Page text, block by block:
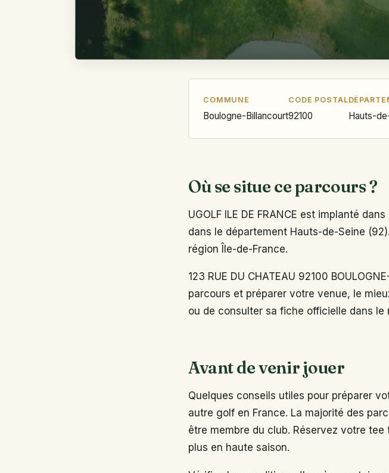
COMMUNE
Boulogne-Billancourt
CODE POSTAL
92100 Hauts-
Où se situe ce parcours ?
UGOLF ILE DE FRANCE est implanté
dans le département Hauts-de-Seine
région Île-de-France.
123 RUE DU CHATEAU 92100
parcours et préparer votre venue, le
ou de consulter sa fiche officielle dans le
Avant de venir jouer
Quelques conseils utiles pour préparer
autre golf en France. La majorité des
être membre du club. Réservez votre
plus en haute saison.